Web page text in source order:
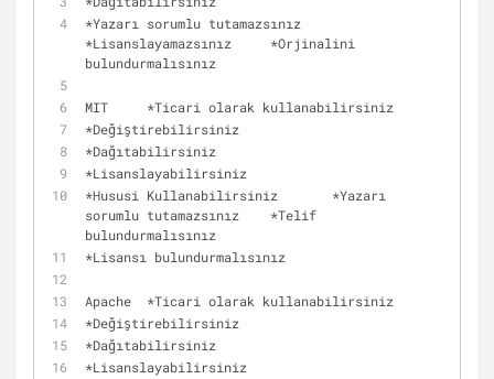
*
*
*Orjinalini
bulundurmalısınız
*Ticari olarak kullanabilirsiniz
*Değiştirebilirsiniz
*Dağıtabilirsiniz
*Lisanslayabilirsiniz
*
*Yazarı
*Telif
bulundurmalısınız
*Lisansı bulundurmalısınız
*Ticari olarak kullanabilirsiniz
*Değiştirebilirsiniz
*Dağıtabilirsiniz
*Lisanslayabilirsiniz